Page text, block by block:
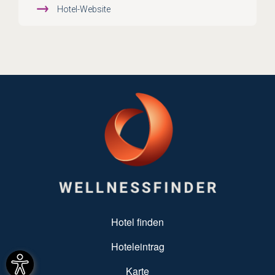
Hotel-Website
SUBFOOTER MENUHotel finden
Hoteleintrag
Karte